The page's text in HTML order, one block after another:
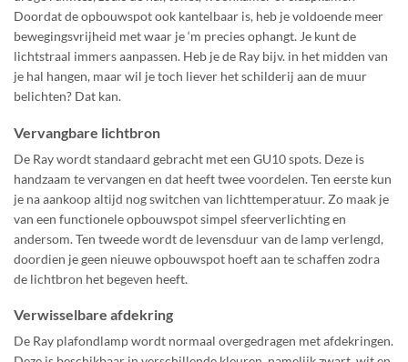
Doordat de opbouwspot ook kantelbaar is, heb je voldoende meer
bewegingsvrijheid met waar je ‘m precies ophangt. Je kunt de
lichtstraal immers aanpassen. Heb je de Ray bijv. in het midden van
je hal hangen, maar wil je toch liever het schilderij aan de muur
belichten? Dat kan.
Vervangbare lichtbron
De Ray wordt standaard gebracht met een GU10 spots. Deze is
handzaam te vervangen en dat heeft twee voordelen. Ten eerste kun
je na aankoop altijd nog switchen van lichttemperatuur. Zo maak je
van een functionele opbouwspot simpel sfeerverlichting en
andersom. Ten tweede wordt de levensduur van de lamp verlengd,
doordien je geen nieuwe opbouwspot hoeft aan te schaffen zodra
de lichtbron het begeven heeft.
Verwisselbare afdekring
De Ray plafondlamp wordt normaal overgedragen met afdekringen.